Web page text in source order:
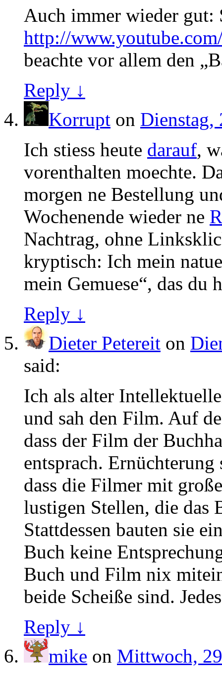
Auch immer wieder gut:
http://
beachte vor allem den
Reply ↓
Korrupt on Dienstag,
Ich stiess heute darauf,
vorenthalten moechte.
morgen ne Bestellung
Wochenende wieder ne
Nachtrag, ohne
kryptisch: Ich mein
mein Gemuese“, das du
Reply ↓
Dieter Petereit on
said:
Ich als alter
und sah den Film. Auf
dass der Film der
entsprach.
dass die Filmer mit
lustigen Stellen, die das
Stattdessen bauten sie
Buch keine
Buch und Film nix
beide Scheiße sind.
Reply ↓
mike on Mittwoch,